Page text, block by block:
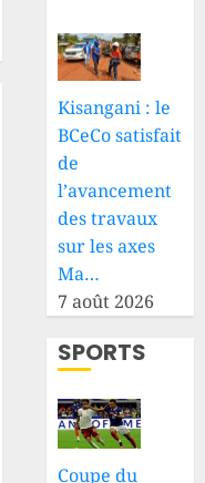
Kisangani : le
BCeCo satisfait
de
l’avancement
des travaux
sur les axes
Ma…
7 août 2026
SPORTS
Coupe du